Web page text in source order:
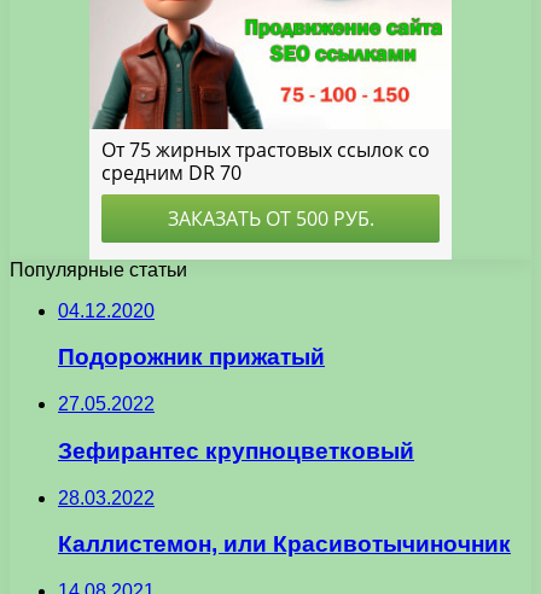
Популярные статьи
04.12.2020
Подорожник прижатый
27.05.2022
Зефирантес крупноцветковый
28.03.2022
Каллистемон, или Красивотычиночник